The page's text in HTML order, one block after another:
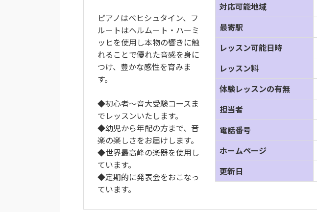
ピアノはベヒシュタイン、フ
ルートはヘルムート・ハーミ
ッヒを使用し本物の響きに触
れることで優れた音感を身に
つけ、豊かな感性を育みま
す。
◆初心者～音大受験コースま
でレッスンいたします。
◆幼児から年配の方まで、音
楽の楽しさをお届けします。
◆世界最高峰の楽器を使用し
ています。
◆定期的に発表会をおこなっ
ています。
対応可能地域
最寄駅
レッスン可能日時
レッスン料
体験レッスンの有無
担当者
電話番号
ホームページ
更新日